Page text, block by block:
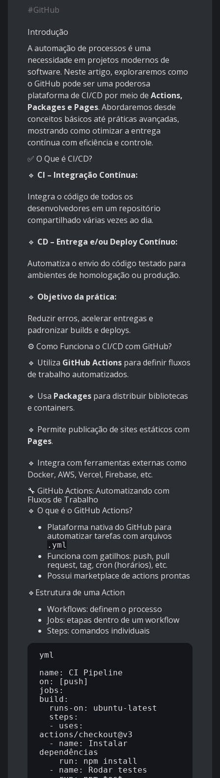
#GitHub
Introdução
A automação de processos é uma
necessidade em projetos modernos de
software. Neste artigo, exploraremos como
o GitHub pode ser uma poderosa
plataforma de CI/CD por meio de Actions,
Packages e Pages. Abordaremos desde
conceitos básicos até práticas avançadas,
mostrando como otimizar a entrega
contínua com eficiência e controle.
✅ O Que é CI/CD?
🔹 CI – Integração Contínua:
Integra o código de todos os
desenvolvedores em um repositório
compartilhado várias vezes ao dia.
🔹 CD – Entrega e/ou Deploy Contínuo:
Automatiza o envio do código testado para
ambientes de homologação ou produção.
🔹 Objetivo da prática:
Reduzir erros, acelerar entregas e
padronizar builds e deploys.
⚙️ Como Funciona o CI/CD com GitHub?
🔹 Utiliza GitHub Actions para definir fluxos
de trabalho automatizados.
🔹 Usa Packages para distribuir bibliotecas
e containers.
🔹 Permite publicação de sites estáticos com
Pages.
🔹 Integra com ferramentas externas como
Docker, AWS, Vercel, Firebase, etc.
🔧 GitHub Actions: Automatizando com
Fluxos de Trabalho
🔹 O que é o GitHub Actions?
Plataforma nativa do GitHub para
automatizar tarefas com arquivos
.yml
Funciona com gatilhos: push, pull
request, tag, cron (horários), etc.
Possui marketplace de actions prontas
🔹Estrutura de uma Action
Workflows: definem o processo
Jobs: etapas dentro de um workflow
Steps: comandos individuais
yml
name: CI Pipeline
on: [push]
jobs:
build:
actions/checkout@v3
dependências